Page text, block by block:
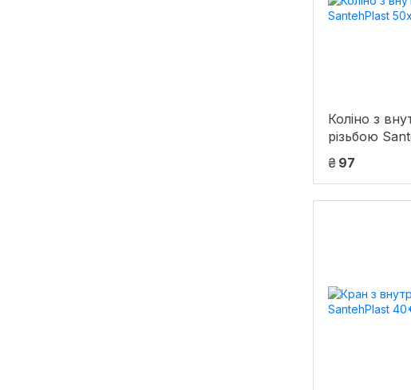
Коліно з
різьбою
1/2"
₴ 97